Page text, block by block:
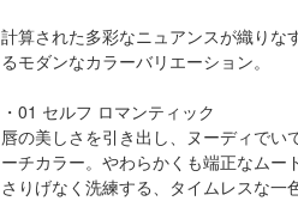
計算された多彩なニュアンスが織りな
るモダンなカラーバリエーション。
・01 セルフ ロマンティック
唇の美しさを引き出し、ヌーディでい
ーチカラー。やわらかくも端正なムー
さりげなく洗練する、タイムレスな一色